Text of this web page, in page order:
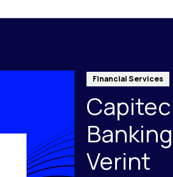
Financial Services
Verint